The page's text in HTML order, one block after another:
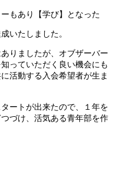
もあり【学び】となった
いたしました。
りましたが、オブザーバー
っていただく良い機会にも
活動する入会希望者が生ま
ートが出来たので、１年を
づけ、活気ある青年部を作